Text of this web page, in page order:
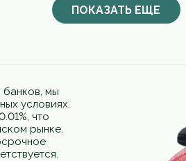
ПОКАЗАТЬ ЕЩЕ
банков, мы
условиях.
что
рынке.